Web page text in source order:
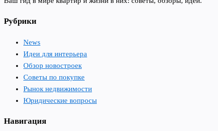
Рубрики
News
Идеи для интерьера
Обзор новостроек
Советы по покупке
Рынок недвижимости
Юридические вопросы
Навигация